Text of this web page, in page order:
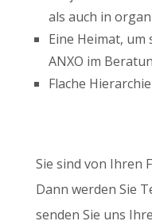
als auch in
Eine Heimat, um
ANXO im
Flache
Sie sind von Ihren
Dann werden Sie
senden Sie uns